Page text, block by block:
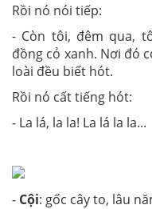
Rồi nó nói tiếp:
- Còn tôi, đêm qua,
đồng cỏ xanh. Nơi đó
loài đều biết hót.
Rồi nó cất tiếng hót:
- La lá, la la! La lá la la...
- Cội: gốc cây to, lâu